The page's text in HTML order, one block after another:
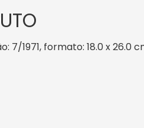
7/1971, formato: 18.0 x